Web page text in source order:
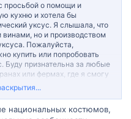
просьбой о помощи и
кухню и хотела бы
уксус. Я слышала, что
винами, но и производством
Пожалуйста,
купить или попробовать
Буду признательна за любые
или фермах, где я смогу
советы!
национальных костюмов,